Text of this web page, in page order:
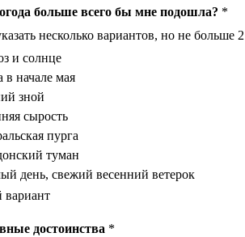
больше всего бы мне подошла? *
несколько вариантов, но не больше 2
и солнце
в начале мая
зной
сырость
пурга
туман
день, свежий весенний ветерок
вариант
достоинства *